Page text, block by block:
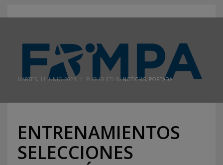
MARTES, 11 JUNIO 2024 / PUBLISHED INNOTICIAS PORTADA
ENTRENAMIENTOS
SELECCIONES